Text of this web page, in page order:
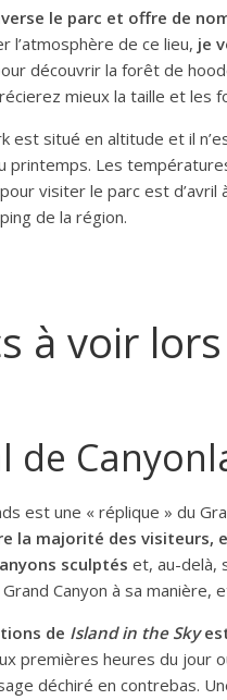
le parc et offre de
l’atmosphère de ce lieu, je
découvrir la forêt de
mieux la taille et les
est situé en altitude et il
printemps. Les
visiter le parc est
de la région.
à voir
de
est une « réplique » du
la majorité des visiteurs,
sculptés et, au-delà,
Canyon à sa manière,
de Island in the Sky
premières heures du jour
déchiré en contrebas.